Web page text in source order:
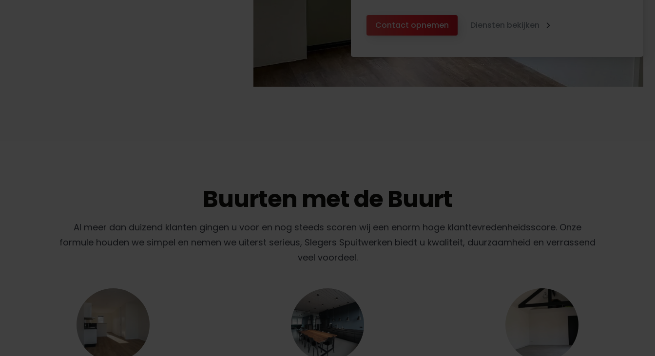
Contact opnemen Diensten bekijken
Buurten met de Buurt
Al meer dan duizend klanten gingen u voor en nog steeds scoren wij een enorm hoge klanttevredenheidsscore. Onze
formule houden we simpel en nemen we uiterst serieus, Slegers Spuitwerken biedt u kwaliteit, duurzaamheid en verrassend
veel voordeel.